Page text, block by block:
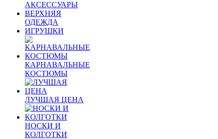
АКСЕССУАРЫ
ВЕРХНЯЯ
ОДЕЖДА
ИГРУШКИ
КАРНАВАЛЬНЫЕ
КОСТЮМЫ
ЛУЧШАЯ ЦЕНА
НОСКИ И
КОЛГОТКИ